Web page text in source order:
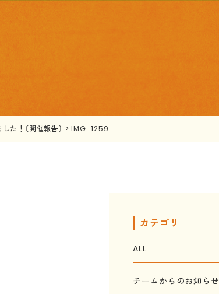
た！〔開催報告〕 >IMG_1259
カテゴリ
ALL
チームからのお知らせ